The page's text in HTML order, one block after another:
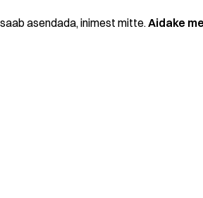
asendada, inimest mitte.Aidake